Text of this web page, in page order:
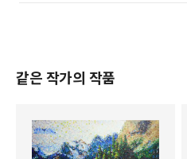
같은 작가의 작품